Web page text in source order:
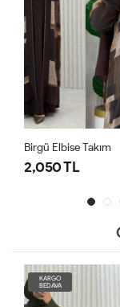
Birgü Elbise Takım
2,050 TL
KARGO
BEDAVA